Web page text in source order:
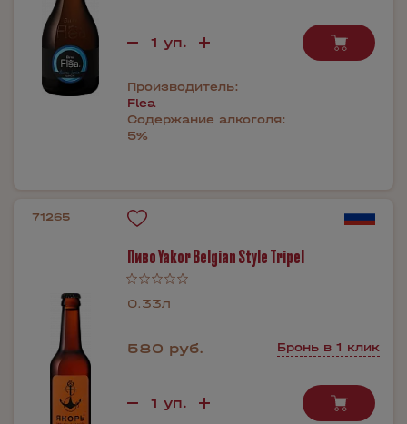
Производитель:
Flea
Содержание алкоголя:
5%
71265
Пиво Yakor Belgian Style Tripel
0.33л
580 руб. Бронь в 1 клик